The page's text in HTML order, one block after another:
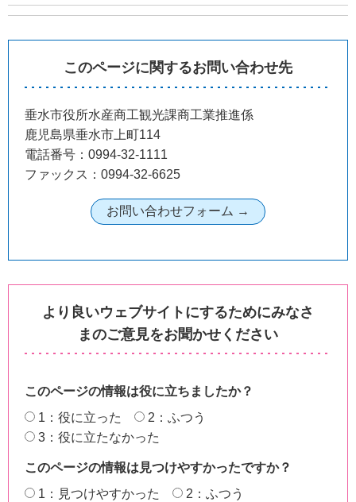
このページに関するお問い合わせ先
垂水市役所水産商工観光課商工業推進係
鹿児島県垂水市上町114
電話番号：0994-32-1111
ファックス：0994-32-6625
より良いウェブサイトにするためにみなさ
まのご意見をお聞かせください
このページの情報は役に立ちましたか？
1：役に立った
2：ふつう
3：役に立たなかった
このページの情報は見つけやすかったですか？
1：見つけやすかった
2：ふつう